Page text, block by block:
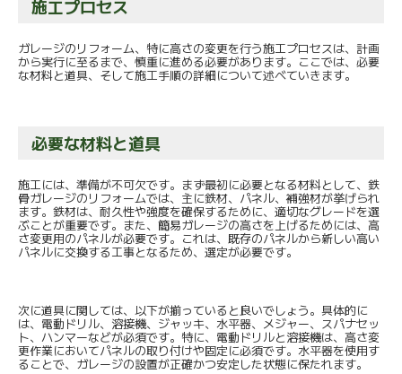
施工プロセス
ガレージのリフォーム、特に高さの変更を行う施工プロセスは、計画
から実行に至るまで、慎重に進める必要があります。ここでは、必要
な材料と道具、そして施工手順の詳細について述べていきます。
必要な材料と道具
施工には、準備が不可欠です。まず最初に必要となる材料として、鉄
骨ガレージのリフォームでは、主に鉄材、パネル、補強材が挙げられ
ます。鉄材は、耐久性や強度を確保するために、適切なグレードを選
ぶことが重要です。また、簡易ガレージの高さを上げるためには、高
さ変更用のパネルが必要です。これは、既存のパネルから新しい高い
パネルに交換する工事となるため、選定が必要です。
次に道具に関しては、以下が揃っていると良いでしょう。具体的に
は、電動ドリル、溶接機、ジャッキ、水平器、メジャー、スパナセッ
ト、ハンマーなどが必須です。特に、電動ドリルと溶接機は、高さ変
更作業においてパネルの取り付けや固定に必須です。水平器を使用す
ることで、ガレージの設置が正確かつ安定した状態に保たれます。